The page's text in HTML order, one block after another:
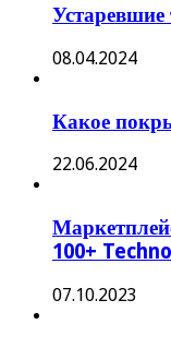
Устаревшие
08.04.2024
Какое
22.06.2024
100+
07.10.2023